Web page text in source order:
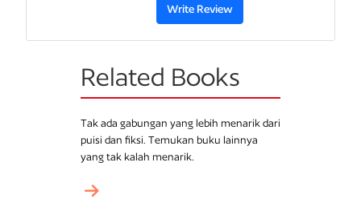
Write Review
Related Books
Tak ada gabungan yang lebih menarik dari
puisi dan fiksi. Temukan buku lainnya
yang tak kalah menarik.